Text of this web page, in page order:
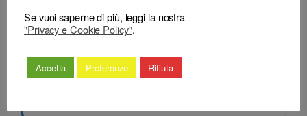
Ricorso al Consiglio Nazionale Forense –
Natura – Conseguenze – Indicazione specifica
dei motivi – Necessità – Successiva proposizione
di ulteriori motivi – Inammissibilità.
Se vuoi saperne di più, leggi la nostra
"Privacy e Cookie Policy".
Accetta Preferenze Rifiuta